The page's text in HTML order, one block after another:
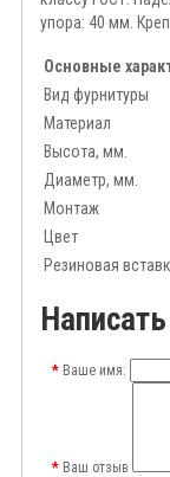
упора: 40 мм.
Основные
Вид фурнитуры
Материал
Высота, мм.
Диаметр, мм.
Монтаж
Цвет
Резиновая
Ваше имя:
Ваш отзыв